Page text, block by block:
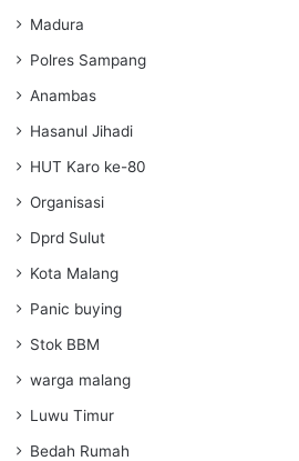
Madura
Polres Sampang
Anambas
Hasanul Jihadi
HUT Karo ke-80
Organisasi
Dprd Sulut
Kota Malang
Panic buying
Stok BBM
warga malang
Luwu Timur
Bedah Rumah